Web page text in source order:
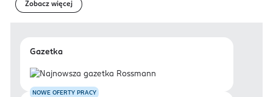
Zobacz więcej
Gazetka
NOWE OFERTY PRACY